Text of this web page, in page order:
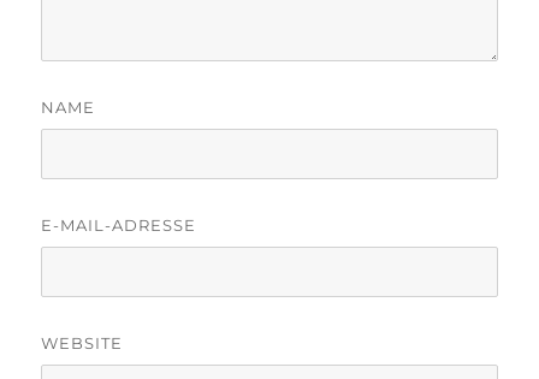
NAME
E-MAIL-ADRESSE
WEBSITE